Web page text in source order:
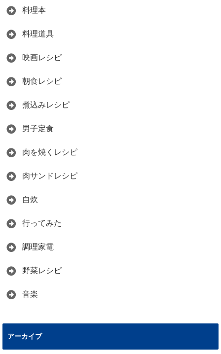
料理本
料理道具
映画レシピ
朝食レシピ
煮込みレシピ
男子定食
肉を焼くレシピ
肉サンドレシピ
自炊
行ってみた
調理家電
野菜レシピ
音楽
アーカイブ